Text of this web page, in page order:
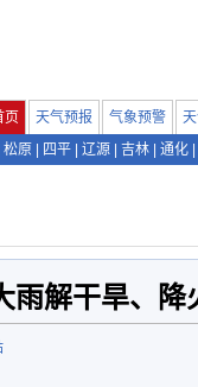
页 天气预报 气象预警
松原 四平 辽源 吉林 通化
雨解干旱、降